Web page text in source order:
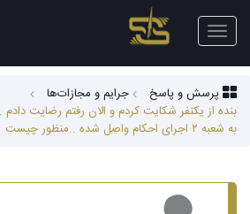
Toggle
navigation
پرسش و پاسخ
جرایم و مجازات‌ها
بنده از یکنفر شکایت کردم و الان رفتم رضایت دادم
به شعبه ۲ اجرای احکام واصل شده ..منظور چیست